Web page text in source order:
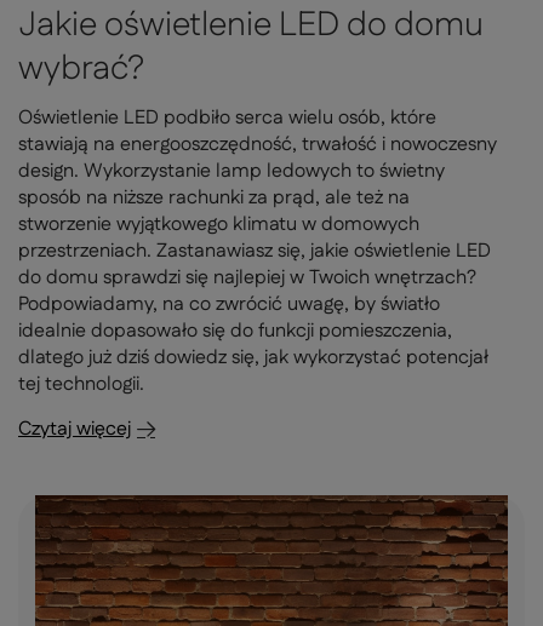
Jakie oświetlenie LED do domu
wybrać?
Oświetlenie LED podbiło serca wielu osób, które
stawiają na energooszczędność, trwałość i nowoczesny
design. Wykorzystanie lamp ledowych to świetny
sposób na niższe rachunki za prąd, ale też na
stworzenie wyjątkowego klimatu w domowych
przestrzeniach. Zastanawiasz się, jakie oświetlenie LED
do domu sprawdzi się najlepiej w Twoich wnętrzach?
Podpowiadamy, na co zwrócić uwagę, by światło
idealnie dopasowało się do funkcji pomieszczenia,
dlatego już dziś dowiedz się, jak wykorzystać potencjał
tej technologii.
Czytaj więcej